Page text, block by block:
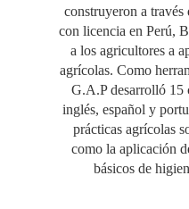
construyeron a
con licencia en Perú,
a los agricultores a
agrícolas. Como
G.A.P desarrolló 15
inglés, español y
prácticas agrícolas
como la aplicación
básicos de